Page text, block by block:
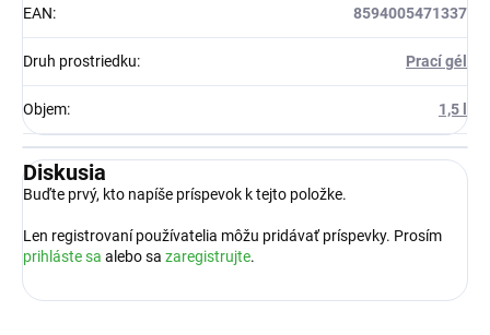
EAN: 8594005471337
Druh prostriedku: Prací gél
Objem: 1,5 l
Diskusia
Buďte prvý, kto napíše príspevok k tejto položke.
Len registrovaní používatelia môžu pridávať príspevky. Prosím
prihláste sa alebo sa zaregistrujte.